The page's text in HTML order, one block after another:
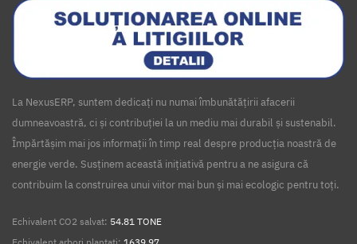
La NexusERP, suntem dedicați nu numai îmbunătățirii afacerii
dumneavoastră, ci și contribuției la un mediu mai durabil și sustenabil.
Împărtășim mai jos informații în timp real despre producția noastră de
energie verde. Susținem această inițiativă pentru a ne asigura că
contribuim la construirea unui viitor mai bun și mai ecologic pentru toți.
Echivalent CO2 salvat: 54.81 TONE